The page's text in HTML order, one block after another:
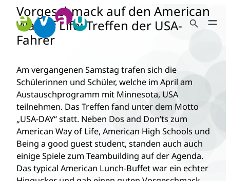
Zum
Inhalt
springen
Search Button
Vorgeschmack auf den American
Way of Life: Treffen der USA-
Fahrer
Am vergangenen Samstag trafen sich die
Schülerinnen und Schüler, welche im April am
Austauschprogramm mit Minnesota, USA
teilnehmen. Das Treffen fand unter dem Motto
„USA-DAY“ statt. Neben Dos and Don’ts zum
American Way of Life, American High Schools und
Being a good guest student, standen auch auch
einige Spiele zum Teambuilding auf der Agenda.
Das typical American Lunch-Buffet war ein echter